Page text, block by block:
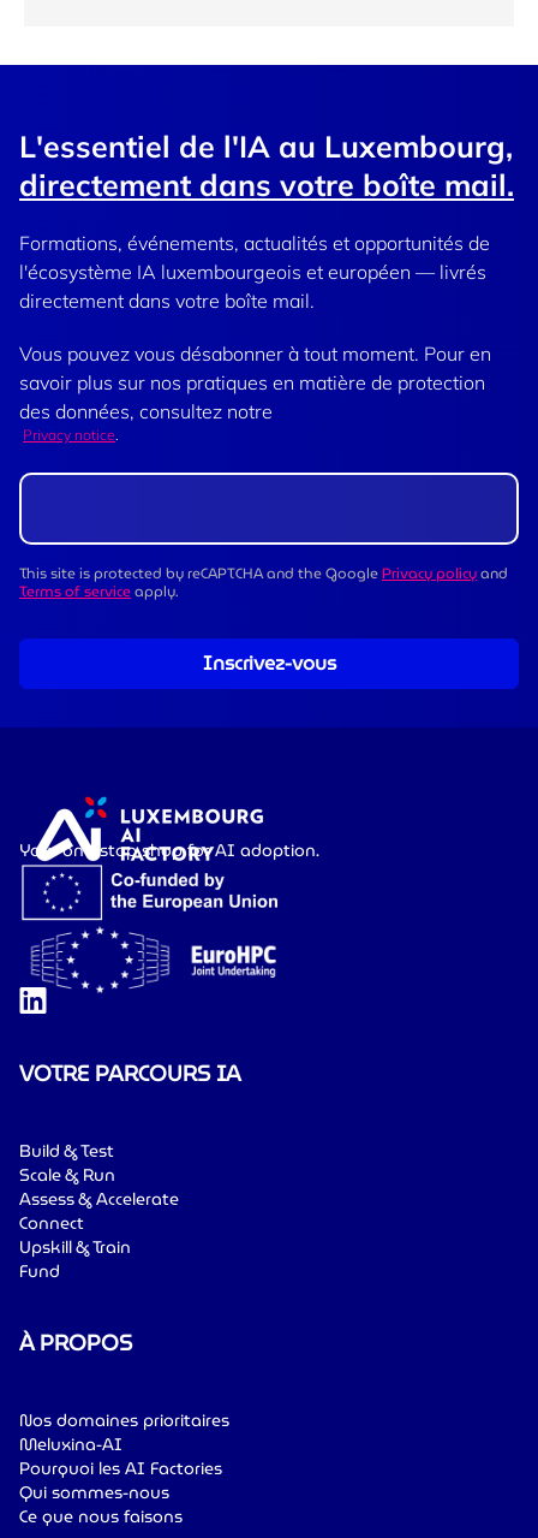
L'essentiel de l'IA au Luxembourg,
directement dans votre boîte mail.
Formations, événements, actualités et opportunités de
l'écosystème IA luxembourgeois et européen — livrés
directement dans votre boîte mail.
Vous pouvez vous désabonner à tout moment. Pour en
savoir plus sur nos pratiques en matière de protection
des données, consultez notre
Privacy notice.
This site is protected by reCAPTCHA and the GooglePrivacy policyand
Terms of serviceapply.
Inscrivez-vous
Your one-stop shop for AI adoption.
VOTRE PARCOURS IA
Build & Test
Scale & Run
Assess & Accelerate
Connect
Upskill & Train
Fund
À PROPOS
Nos domaines prioritaires
Meluxina-AI
Pourquoi les AI Factories
Qui sommes-nous
Ce que nous faisons